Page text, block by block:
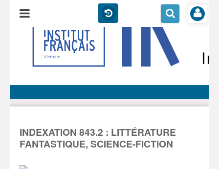
INDEXATION 843.2 : LITTÉRATURE
FANTASTIQUE, SCIENCE-FICTION